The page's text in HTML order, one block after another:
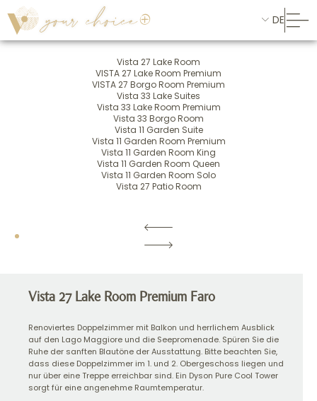
DE
Vista 27 Lake Room
VISTA 27 Lake Room Premium
VISTA 27 Borgo Room Premium
Vista 33 Lake Suites
Vista 33 Lake Room Premium
Vista 33 Borgo Room
Vista 11 Garden Suite
Vista 11 Garden Room Premium
Vista 11 Garden Room King
Vista 11 Garden Room Queen
Vista 11 Garden Room Solo
Vista 27 Patio Room
Vista 27 Lake Room Premium Faro
Renoviertes Doppelzimmer mit Balkon und herrlichem Ausblick
auf den Lago Maggiore und die Seepromenade. Spüren Sie die
Ruhe der sanften Blautöne der Ausstattung. Bitte beachten Sie,
dass diese Doppelzimmer im 1. und 2. Obergeschoss liegen und
nur über eine Treppe erreichbar sind. Ein Dyson Pure Cool Tower
sorgt für eine angenehme Raumtemperatur.